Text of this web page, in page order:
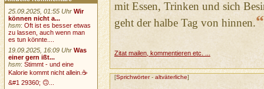
mit Essen, Trinken und sich
geht der halbe Tag von hinnen.“
Zitat mailen, kommentieren etc. ...
[Sprichwörter- altväterliche]
25.09.2025, 01:55 Uhr Wir
können nicht a...
hsm:Oft ist es besser etwas
zu lassen, auch wenn man
es tun könnte....
19.09.2025, 16:09 Uhr Was
einer gern ißt...
hsm:Stimmt - und eine
Kalorie kommt nicht allein.☕
&#1 29360; 🙃...